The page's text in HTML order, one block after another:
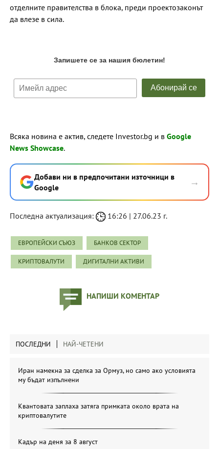
отделните правителства в блока, преди проектозаконът
да влезе в сила.
Всяка новина е актив, следете Investor.bg и в Google
News Showcase.
Добави ни в предпочитани източници в
Google
→
Последна актуализация: 16:26 | 27.06.23 г.
ЕВРОПЕЙСКИ СЪЮЗ БАНКОВ СЕКТОР
КРИПТОВАЛУТИ ДИГИТАЛНИ АКТИВИ
НАПИШИ КОМЕНТАР
ПОСЛЕДНИ НАЙ-ЧЕТЕНИ
Иран намекна за сделка за Ормуз, но само ако условията
му бъдат изпълнени
Квантовата заплаха затяга примката около врата на
криптовалутите
Кадър на деня за 8 август